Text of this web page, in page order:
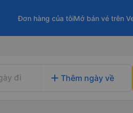
Đơn hàng của tôiMở bán vé trên
đi add Thêm ngày về